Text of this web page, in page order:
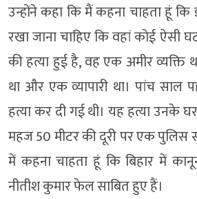
उन्होंने कहा कि मैं कहना चाहता हूं कि
रखा जाना चाहिए कि वहां कोई ऐसी
की हत्या हुई है, वह एक अमीर व्यक्ति
था और एक व्यापारी था। पांच
हत्या कर दी गई थी। यह हत्या उनके
महज 50 मीटर की दूरी पर एक पुलिस
में कहना चाहता हूं कि बिहार में
नीतीश कुमार फेल साबित हुए हैं।